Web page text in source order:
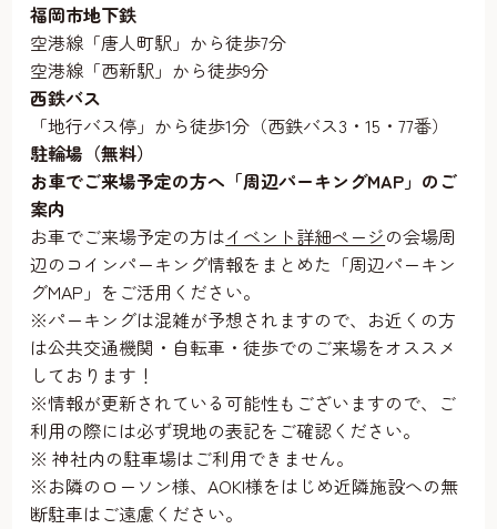
福岡市地下鉄
空港線「唐人町駅」から徒歩7分
空港線「西新駅」から徒歩9分
西鉄バス
「地行バス停」から徒歩1分（西鉄バス3・15・77番）
駐輪場（無料）
お車でご来場予定の方へ「周辺パーキングMAP」のご
案内
お車でご来場予定の方はイベント詳細ページの会場周
辺のコインパーキング情報をまとめた「周辺パーキン
グMAP」をご活用ください。
※パーキングは混雑が予想されますので、お近くの方
は公共交通機関・自転車・徒歩でのご来場をオススメ
しております！
※情報が更新されている可能性もございますので、ご
利用の際には必ず現地の表記をご確認ください。
※ 神社内の駐車場はご利用できません。
※お隣のローソン様、AOKI様をはじめ近隣施設への無
断駐車はご遠慮ください。